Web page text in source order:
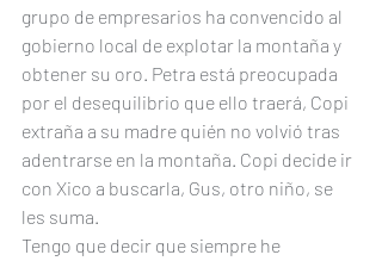
grupo de empresarios ha convencido al
gobierno local de explotar la montaña y
obtener su oro. Petra está preocupada
por el desequilibrio que ello traerá, Copi
extraña a su madre quién no volvió tras
adentrarse en la montaña. Copi decide ir
con Xico a buscarla, Gus, otro niño, se
les suma.
Tengo que decir que siempre he